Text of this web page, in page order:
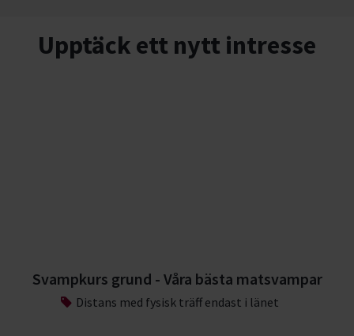
Upptäck ett nytt intresse
Svampkurs grund - Våra bästa matsvampar
Distans med fysisk träff endast i länet